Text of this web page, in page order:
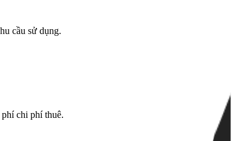
cầu sử dụng.
chi phí thuê.